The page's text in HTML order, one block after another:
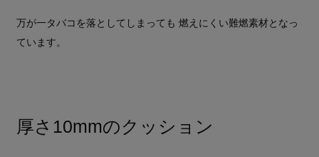
万が一タバコを落としてしまっても 燃えにくい難燃素材となっ
ています。
厚さ10mmのクッション